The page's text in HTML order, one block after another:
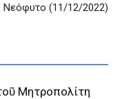
Νεόφυτο (11/12/2022)
Μητροπολίτη